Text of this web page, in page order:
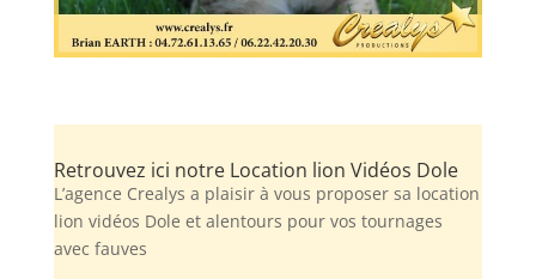
Retrouvez ici notre Location lion Vidéos Dole
L’agence Crealys a plaisir à vous proposer sa location
lion vidéos Dole et alentours pour vos tournages
avec fauves